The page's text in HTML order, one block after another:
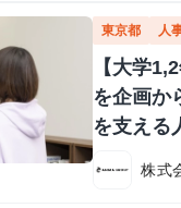
東京都 人
【大学
を企画か
を支える
株式